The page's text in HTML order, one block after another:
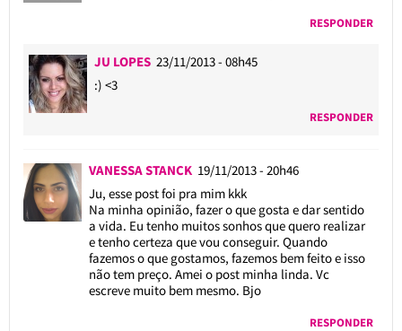
RESPONDER
JU LOPES 23/11/2013 - 08h45
:) <3
RESPONDER
VANESSA STANCK 19/11/2013 - 20h46
Ju, esse post foi pra mim kkk
Na minha opinião, fazer o que gosta e dar sentido
a vida. Eu tenho muitos sonhos que quero realizar
e tenho certeza que vou conseguir. Quando
fazemos o que gostamos, fazemos bem feito e isso
não tem preço. Amei o post minha linda. Vc
escreve muito bem mesmo. Bjo
RESPONDER